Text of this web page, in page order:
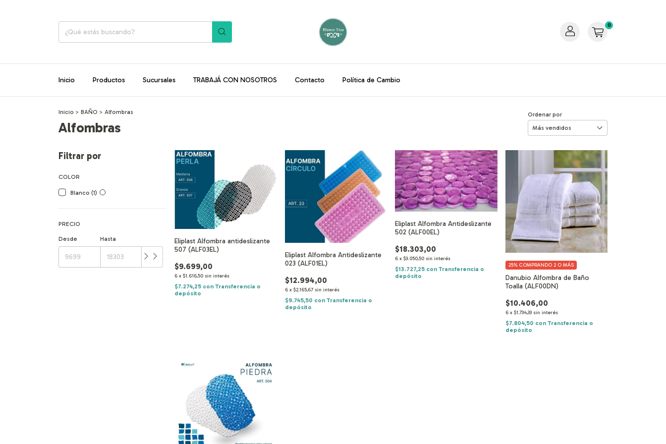
0
Inicio Productos Sucursales TRABAJÁ CON NOSOTROS Contacto Política de Cambio
Inicio > BAÑO > Alfombras
Alfombras
Ordenar por
Filtrar por
COLOR
Blanco (1)
PRECIO
Desde Hasta
Eliplast Alfombra antideslizante
507 (ALF03EL)
$9.699,00
6 x$1.616,50 sin interés
$7.274,25 con Transferencia o
depósito
Eliplast Alfombra Antideslizante
023 (ALF01EL)
$12.994,00
6 x $2.165,67 sin interés
$9.745,50 con Transferencia o
depósito
Eliplast Alfombra Antideslizante
502 (ALF00EL)
$18.303,00
6 x$3.050,50 sin interés
$13.727,25 con Transferencia o
depósito
Danubio Alfombra de Baño
Toalla (ALF00DN)
$10.406,00
6 x $1.734,33 sin interés
25% COMPRANDO 2 O MÁS
$7.804,50 con Transferencia o
depósito